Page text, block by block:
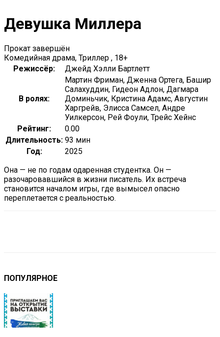
Девушка Миллера
Прокат завершён
Комедийная драма, Триллер , 18+
Режиссёр:
Джейд Хэлли Бартлетт
В ролях:
Мартин Фриман, Дженна Ортега, Башир
Салахуддин, Гидеон Адлон, Дагмара
Доминьчик, Кристина Адамс, Августин
Харгрейв, Элисса Самсел, Андре
Уилкерсон, Рей Фоули, Трейс Хейнс
Рейтинг:
0.00
Длительность: 93 мин
Год:
2025
Она — не по годам одаренная студентка. Он —
разочаровавшийся в жизни писатель. Их встреча
становится началом игры, где вымысел опасно
переплетается с реальностью.
ПОПУЛЯРНОЕ